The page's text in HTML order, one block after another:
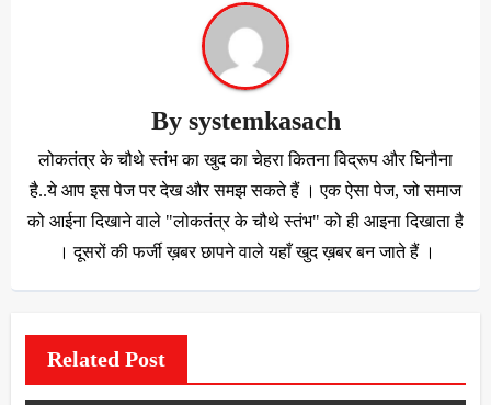
By systemkasach
लोकतंत्र के चौथे स्तंभ का खुद का चेहरा कितना विद्रूप और घिनौना
है..ये आप इस पेज पर देख और समझ सकते हैं । एक ऐसा पेज, जो समाज
को आईना दिखाने वाले "लोकतंत्र के चौथे स्तंभ" को ही आइना दिखाता है
। दूसरों की फर्जी ख़बर छापने वाले यहाँ खुद ख़बर बन जाते हैं ।
Related Post